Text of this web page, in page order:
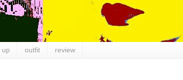
up outfit review